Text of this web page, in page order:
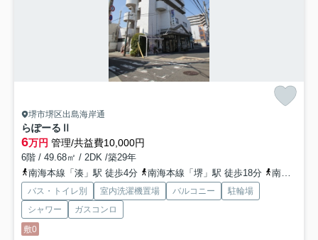
堺市堺区出島海岸通
らぽーるⅡ
6万円 管理/共益費10,000円
6階 / 49.68㎡ / 2DK /築29年
南海本線「湊」駅 徒歩4分
南海本線「堺」駅 徒歩18分 南海本線「石津川」駅 徒歩22分
バス・トイレ別 室内洗濯機置場 バルコニー
駐輪場
シャワー
ガスコンロ
敷0